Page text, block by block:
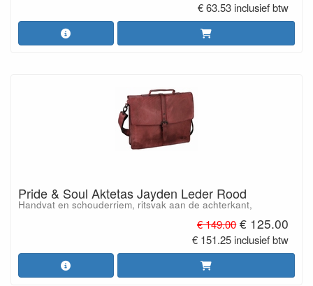
€ 63.53 inclusief btw
Pride & Soul Aktetas Jayden Leder Rood
Handvat en schouderriem, ritsvak aan de achterkant,
€ 149.00 € 125.00
€ 151.25 inclusief btw